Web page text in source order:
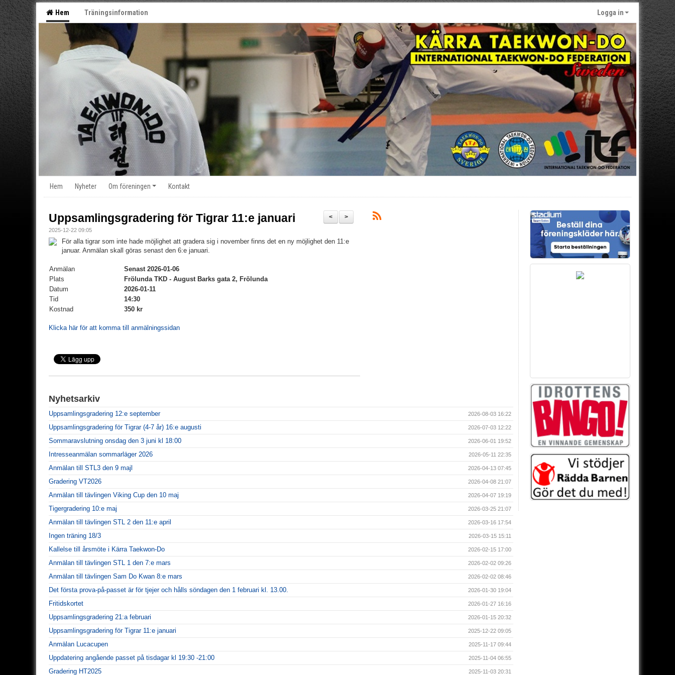
Hem Träningsinformation Logga in
Hem Nyheter Om föreningen Kontakt
>
<
Uppsamlingsgradering för Tigrar 11:e januari
2025-12-22 09:05
För alla tigrar som inte hade möjlighet att gradera sig i november finns det en ny möjlighet den 11:e
januar. Anmälan skall göras senast den 6:e januari.
Anmälan
Senast 2026-01-06
Plats
Frölunda TKD - August Barks gata 2, Frölunda
Datum
2026-01-11
Tid
14:30
Kostnad
350 kr
Klicka här för att komma till anmälningssidan
Nyhetsarkiv
Uppsamlingsgradering 12:e september 2026-08-03 16:22
Uppsamlingsgradering för Tigrar (4-7 år) 16:e augusti 2026-07-03 12:22
Sommaravslutning onsdag den 3 juni kl 18:00 2026-06-01 19:52
Intresseanmälan sommarläger 2026 2026-05-11 22:35
Anmälan till STL3 den 9 majl 2026-04-13 07:45
Gradering VT2026 2026-04-08 21:07
Anmälan till tävlingen Viking Cup den 10 maj 2026-04-07 19:19
Tigergradering 10:e maj 2026-03-25 21:07
Anmälan till tävlingen STL 2 den 11:e april 2026-03-16 17:54
Ingen träning 18/3 2026-03-15 15:11
Kallelse till årsmöte i Kärra Taekwon-Do 2026-02-15 17:00
Anmälan till tävlingen STL 1 den 7:e mars 2026-02-02 09:26
Anmälan till tävlingen Sam Do Kwan 8:e mars 2026-02-02 08:46
Det första prova-på-passet är för tjejer och hålls söndagen den 1 februari kl. 13.00. 2026-01-30 19:04
Fritidskortet 2026-01-27 16:16
Uppsamlingsgradering 21:a februari 2026-01-15 20:32
Uppsamlingsgradering för Tigrar 11:e januari 2025-12-22 09:05
Anmälan Lucacupen 2025-11-17 09:44
Uppdatering angående passet på tisdagar kl 19:30 -21:00 2025-11-04 06:55
Gradering HT2025 2025-11-03 20:31